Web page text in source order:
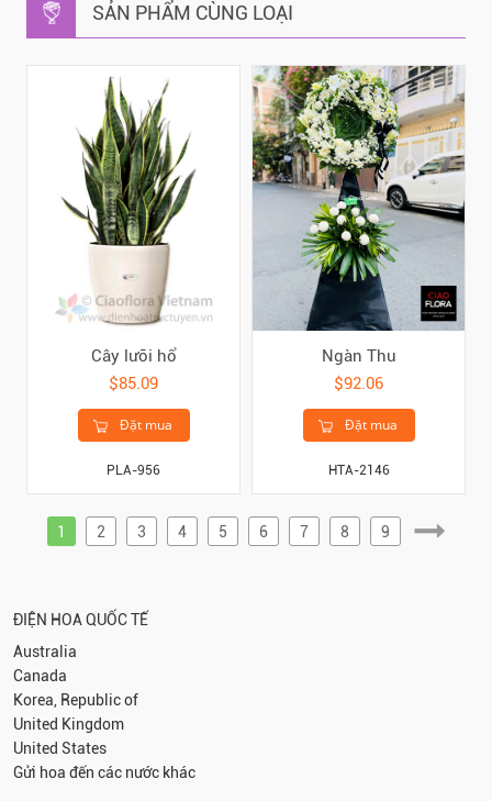
SẢN PHẨM CÙNG LOẠI
Cây lưỡi hổ
$85.09
Đặt mua
PLA-956
Ngàn Thu
$92.06
Đặt mua
HTA-2146
1 2 3 4 5 6 7 8 9
ĐIỆN HOA QUỐC TẾ
Australia
Canada
Korea, Republic of
United Kingdom
United States
Gửi hoa đến các nước khác